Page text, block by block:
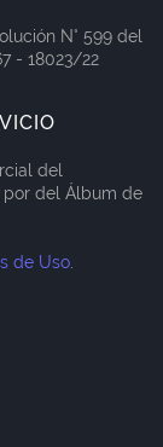
N° 599 del
- 18023/22
del
por del Álbum de
de Uso